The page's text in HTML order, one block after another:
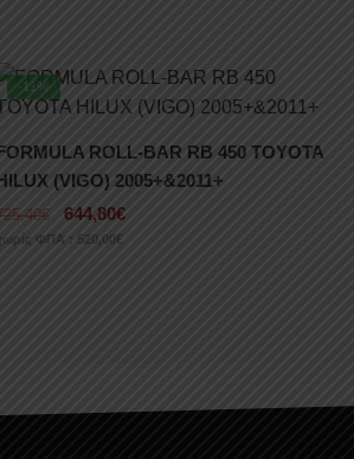
-11%
ROLL-BAR RB 450 TOYOTA
(VIGO) 2005+&2011+
€ 644,80€
ΦΠΑ : 520,00€